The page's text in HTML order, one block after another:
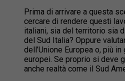
Prima di arrivare a questa
cercare di rendere questi
italiani, sia del territorio sia
del Sud Italia? Oppure
dell’Unione Europea o, più
europei. Se proprio si deve
anche realtà come il Sud